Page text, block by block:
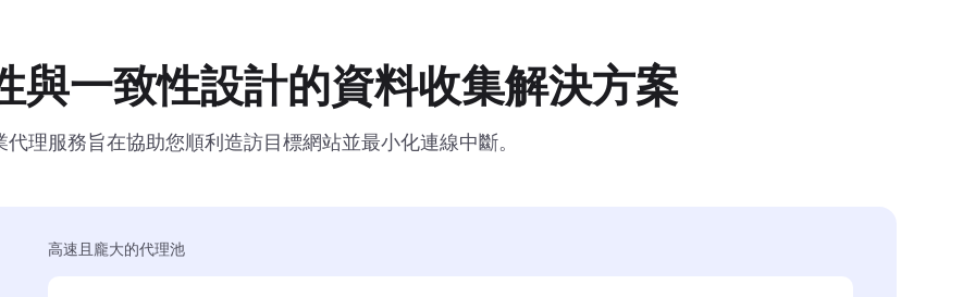
與一致性設計的資料收集解決方案
代理服務旨在協助您順利造訪目標網站並最小化連線中斷。
高速且龐大的代理池